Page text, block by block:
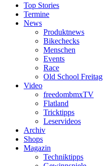
Top Stories
Termine
News
Produktnews
Bikechecks
Menschen
Events
Race
Old School Freitag
Video
freedombmxTV
Flatland
Tricktipps
Leservideos
Archiv
Shops
Magazin
Techniktipps